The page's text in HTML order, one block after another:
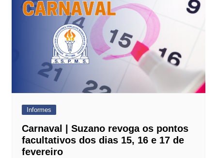
Informes
Carnaval | Suzano revoga os pontos
facultativos dos dias 15, 16 e 17 de
fevereiro